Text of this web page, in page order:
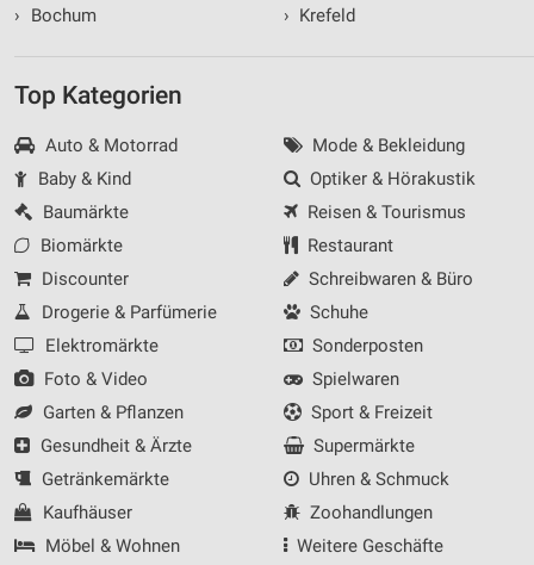
›
Bochum
› Krefeld
Top Kategorien
Auto & Motorrad
Baby & Kind
Baumärkte
Biomärkte
Discounter
Drogerie & Parfümerie
Elektromärkte
Foto & Video
Garten & Pflanzen
Gesundheit & Ärzte
Getränkemärkte
Kaufhäuser
Möbel & Wohnen
Mode & Bekleidung
Optiker & Hörakustik
Reisen & Tourismus
Restaurant
Schreibwaren & Büro
Schuhe
Sonderposten
Spielwaren
Sport & Freizeit
Supermärkte
Uhren & Schmuck
Zoohandlungen
Weitere Geschäfte